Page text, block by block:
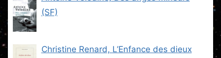
(SF)
Christine Renard, L’Enfance des dieux